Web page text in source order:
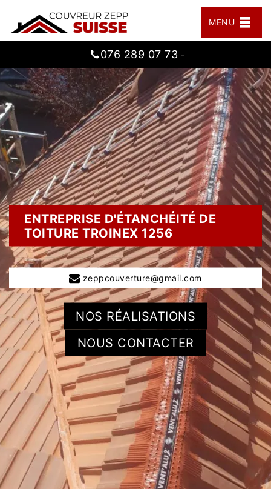
MENU
076 289 07 73 -
ENTREPRISE D'ÉTANCHÉITÉ DE
TOITURE TROINEX 1256
zeppcouverture@gmail.com
NOS RÉALISATIONS
NOUS CONTACTER